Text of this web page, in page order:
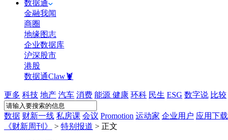
数据通
金融我闻
商圈
地缘图志
企业数据库
沪深股市
港股
数据通Claw🦞
更多 科技 地产 汽车 消费 能源 健康 环科 民生 ESG 数字说 比较
数据 财新一线 私房课 会议 Promotion 运动家 企业用户 应用下载
《财新周刊》
> 特别报道 > 正文